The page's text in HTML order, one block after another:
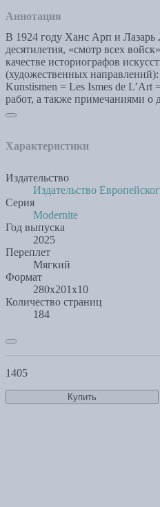
Аннотация
В 1924 году Ханс Арп и Лазарь
десятилетия, «смотр всех
качестве историографов
(художественных
Kunstismen = Les Ismes de
работ, а также примечаниями о
Характеристики
Издательство
Издательство
Серия
Modernite
Год выпуска
2025
Переплет
Мягкий
Формат
280х201х10
Количество страниц
184
1405
Купить